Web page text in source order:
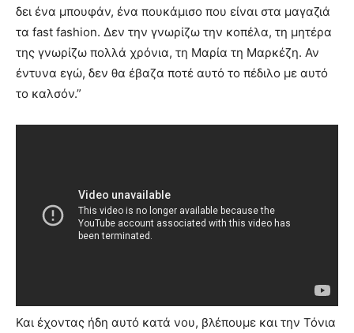
δει ένα μπουφάν, ένα πουκάμισο που είναι στα μαγαζιά
τα fast fashion. Δεν την γνωρίζω την κοπέλα, τη μητέρα
της γνωρίζω πολλά χρόνια, τη Μαρία τη Μαρκέζη. Αν
έντυνα εγώ, δεν θα έβαζα ποτέ αυτό το πέδιλο με αυτό
το καλσόν.”
Και έχοντας ήδη αυτό κατά νου, βλέπουμε και την Τόνια